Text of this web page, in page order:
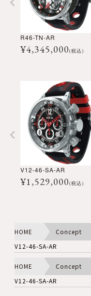
R46-TN-AR
¥4,345,000(税込)
V12-46-SA-AR
¥1,529,000(税込)
HOME Concept
V12-46-SA-AR
HOME Concept
V12-46-SA-AR